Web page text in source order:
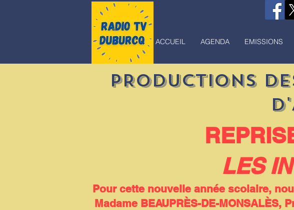
ACCUEIL AGENDA EMISSIONS
PRODUCTIONS
LES
Pour cette nouvelle année scolaire,
Madame BEAUPRÈS-DE-